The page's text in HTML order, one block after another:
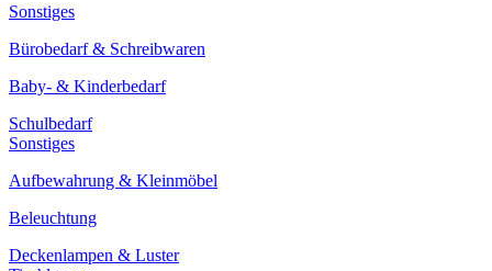
Sonstiges
Bürobedarf & Schreibwaren
Baby- & Kinderbedarf
Schulbedarf
Sonstiges
Aufbewahrung & Kleinmöbel
Beleuchtung
Deckenlampen & Luster